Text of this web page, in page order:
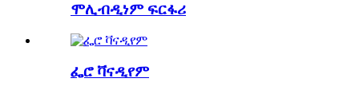
ሞሊብዲነም ፍርፋሪ
ፌሮ ቫናዲየም